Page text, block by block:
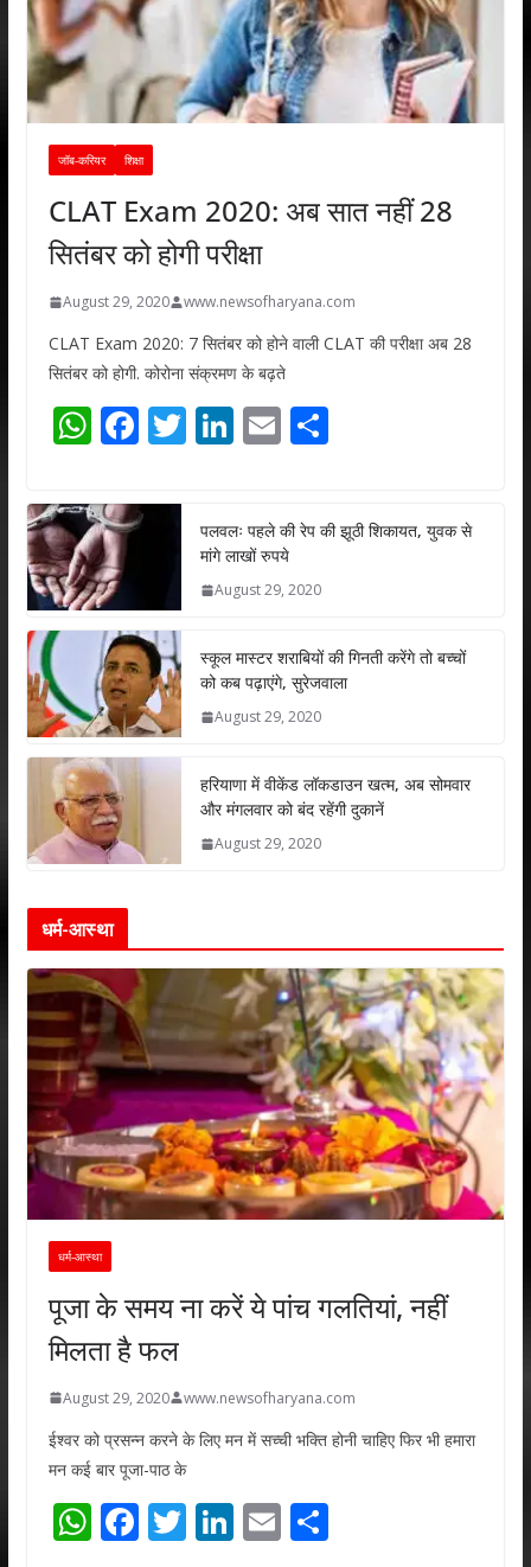
जॉब-करियर शिक्षा
CLAT Exam 2020: अब सात नहीं 28
सितंबर को होगी परीक्षा
August 29, 2020 www.newsofharyana.com
CLAT Exam 2020: 7 सितंबर को होने वाली CLAT की परीक्षा अब 28
सितंबर को होगी. कोरोना संक्रमण के बढ़ते
W
at
s
A
p
p
F
e
b
o
k
T
er
Li
e
dI
n
E
l
S
e
पलवलः पहले की रेप की झूठी शिकायत, युवक से
मांगे लाखों रुपये
August 29, 2020
स्कूल मास्टर शराबियों की गिनती करेंगे तो बच्चों
को कब पढ़ाएंगे, सुरेजवाला
August 29, 2020
हरियाणा में वीकेंड लॉकडाउन खत्म, अब सोमवार
और मंगलवार को बंद रहेंगी दुकानें
August 29, 2020
धर्म-आस्था
धर्म-आस्था
पूजा के समय ना करें ये पांच गलतियां, नहीं
मिलता है फल
August 29, 2020 www.newsofharyana.com
ईश्वर को प्रसन्न करने के लिए मन में सच्ची भक्ति होनी चाहिए फिर भी हमारा
मन कई बार पूजा-पाठ के
W F T Li E S